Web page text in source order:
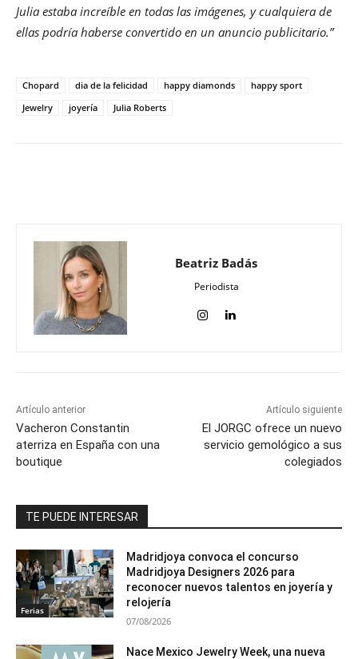
Julia estaba increíble en todas las imágenes, y cualquiera de
ellas podría haberse convertido en un anuncio publicitario.”
Chopard dia de la felicidad happy diamonds
happy sport
Jewelry
joyería Julia Roberts
Beatriz Badás
Periodista
Artículo anterior
Vacheron Constantin
aterriza en España con una
boutique
Artículo siguiente
El JORGC ofrece un nuevo
servicio gemológico a sus
colegiados
TE PUEDE INTERESAR
Ferias
Madridjoya convoca el concurso
Madridjoya Designers 2026 para
reconocer nuevos talentos en joyería y
relojería
07/08/2026
Nace Mexico Jewelry Week, una nueva